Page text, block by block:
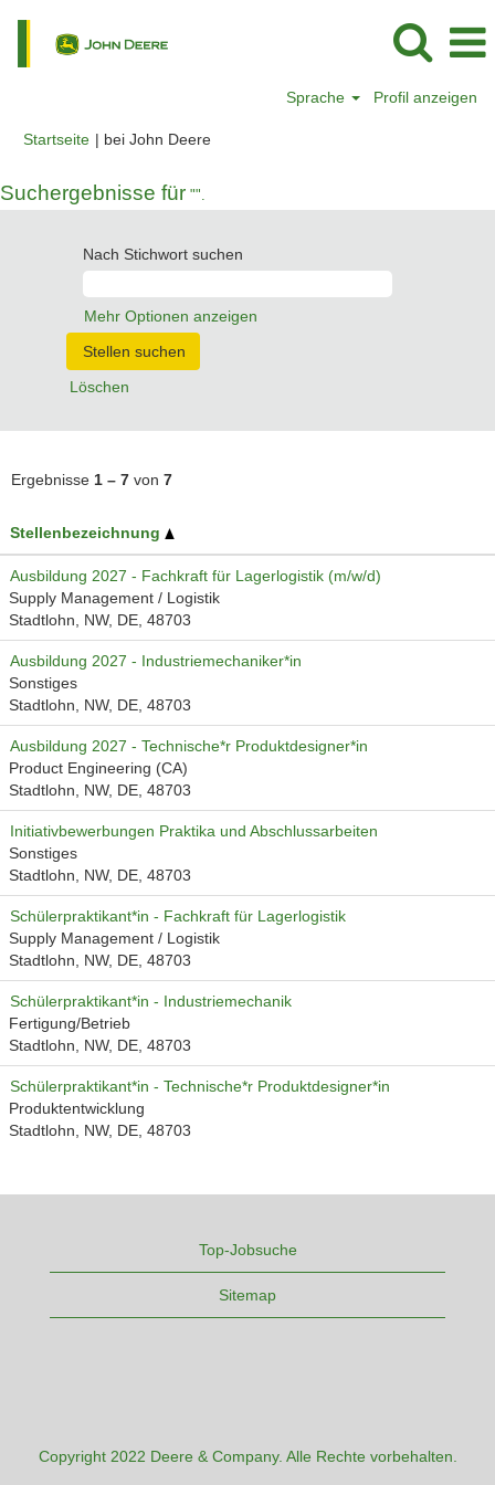
Sprache Profil anzeigen
Startseite | bei John Deere(aktuelle
Suchergebnisse für "".
Nach Stichwort suchen
Mehr Optionen anzeigen
Löschen
Ergebnisse 1 – 7 von 7
Stellenbezeichnung
Ausbildung 2027 - Fachkraft für Lagerlogistik (m/w/d)
Supply Management / Logistik
Stadtlohn, NW, DE, 48703
Ausbildung 2027 - Industriemechaniker*in
Sonstiges
Stadtlohn, NW, DE, 48703
Ausbildung 2027 - Technische*r Produktdesigner*in
Product Engineering (CA)
Stadtlohn, NW, DE, 48703
Initiativbewerbungen Praktika und Abschlussarbeiten
Sonstiges
Stadtlohn, NW, DE, 48703
Schülerpraktikant*in - Fachkraft für Lagerlogistik
Supply Management / Logistik
Stadtlohn, NW, DE, 48703
Schülerpraktikant*in - Industriemechanik
Fertigung/Betrieb
Stadtlohn, NW, DE, 48703
Schülerpraktikant*in - Technische*r Produktdesigner*in
Produktentwicklung
Stadtlohn, NW, DE, 48703
Top-Jobsuche
Sitemap
Copyright 2022 Deere & Company. Alle Rechte vorbehalten.